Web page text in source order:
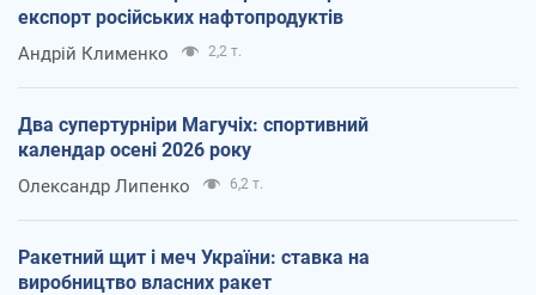
експорт російських нафтопродуктів
Андрій Клименко 2,2 т.
Два супертурніри Магучіх: спортивний
календар осені 2026 року
Олександр Липенко 6,2 т.
Ракетний щит і меч України: ставка на
виробництво власних ракет